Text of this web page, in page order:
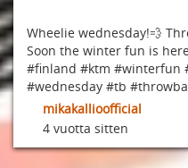
Wheelie wednesday!💨
Soon the winter fun is
#finland #ktm #winterfun
#wednesday #tb
mikakallioofficial
4 vuotta sitten